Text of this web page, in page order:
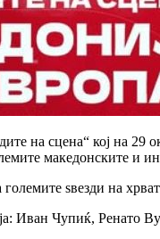
на сцена“ кој на
македонските и
големите ѕвезди на
Иван Чупиќ,